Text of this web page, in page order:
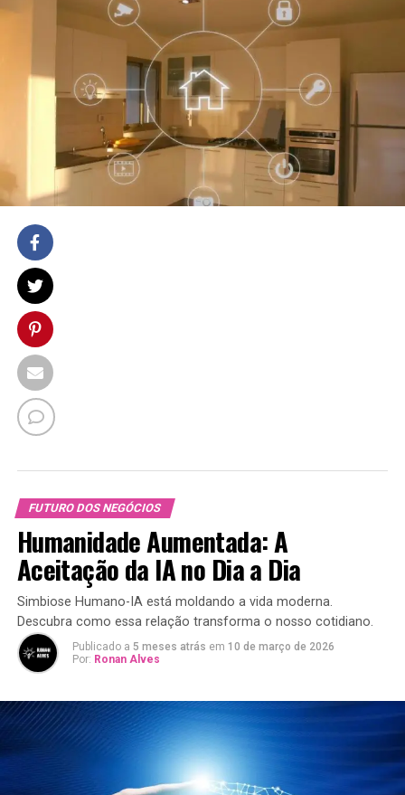
FUTURO DOS NEGÓCIOS
Humanidade Aumentada: A
Aceitação da IA no Dia a Dia
Simbiose Humano-IA está moldando a vida moderna.
Descubra como essa relação transforma o nosso cotidiano.
Publicado a 5 meses atrás em 10 de março de 2026
Por: Ronan Alves